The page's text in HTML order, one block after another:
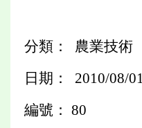
分類： 農業技術
日期： 2010/08/01
編號： 80